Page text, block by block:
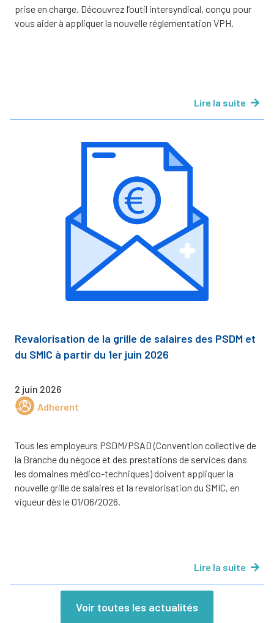
prise en charge. Découvrez l’outil intersyndical, conçu pour
vous aider à appliquer la nouvelle réglementation VPH.
Lire la suite
Revalorisation de la grille de salaires des PSDM et
du SMIC à partir du 1er juin 2026
2 juin 2026
Adhérent
Tous les employeurs PSDM/PSAD (Convention collective de
la Branche du négoce et des prestations de services dans
les domaines médico-techniques) doivent appliquer la
nouvelle grille de salaires et la revalorisation du SMIC, en
vigueur dès le 01/06/2026.
Lire la suite
Voir toutes les actualités